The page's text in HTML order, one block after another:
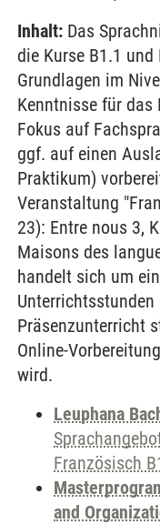
Inhalt: Das
die Kurse B1.1
Grundlagen im
Kenntnisse für das
Fokus auf
ggf. auf einen
Praktikum)
Veranstaltung
23): Entre nous 3,
Maisons des
handelt sich um
Unterrichtsstunden
Präsenzunterricht
Online-
wird.
Leuphana
Französisch
and